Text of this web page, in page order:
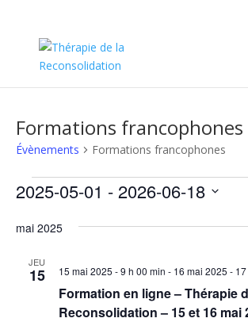
Formations francophones
Évènements Formations francophones
Évènements
2025-05-01 - 2026-06-18
une
mai 2025
JEU
15
Formation en ligne – Thérapie
Reconsolidation – 15 et 16 mai
15 mai 2025 - 9 h 00 min - 16 mai 2025 -